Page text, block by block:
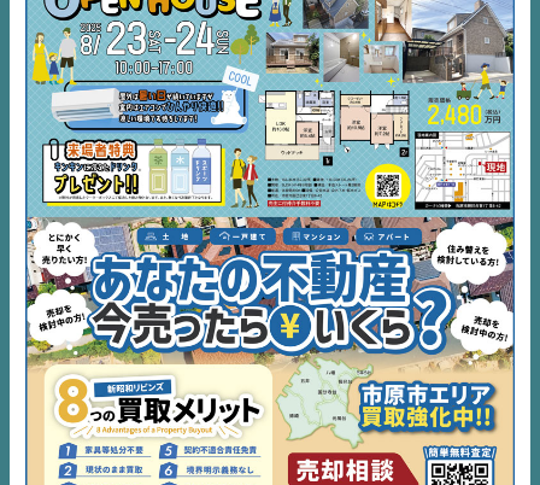
EVENT
住宅情報誌ミッケル
市原エリア
千葉エリア
内房エリア
デジタルサイネージ
不動産一括査定
コラム